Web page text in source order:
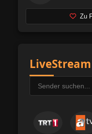
Zu
LiveStream